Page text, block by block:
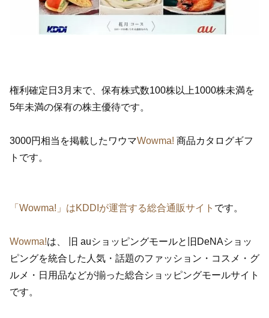
権利確定日3月末で、保有株式数100株以上1000株未満を
5年未満の保有の株主優待です。
3000円相当を掲載したワウマWowma! 商品カタログギフ
トです。
「Wowma!」はKDDIが運営する総合通販サイト です。
Wowma!は、 旧 auショッピングモールと旧DeNAショッ
ピングを統合した人気・話題のファッション・コスメ・グ
ルメ・日用品などが揃った総合ショッピングモールサイト
です。